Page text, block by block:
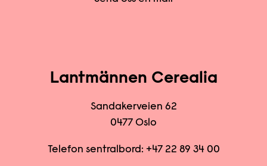
Lantmännen Cerealia
Sandakerveien 62
0477 Oslo
Telefon sentralbord: +47 22 89 34 00